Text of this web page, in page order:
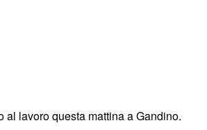
lavoro questa mattina a Gandino.